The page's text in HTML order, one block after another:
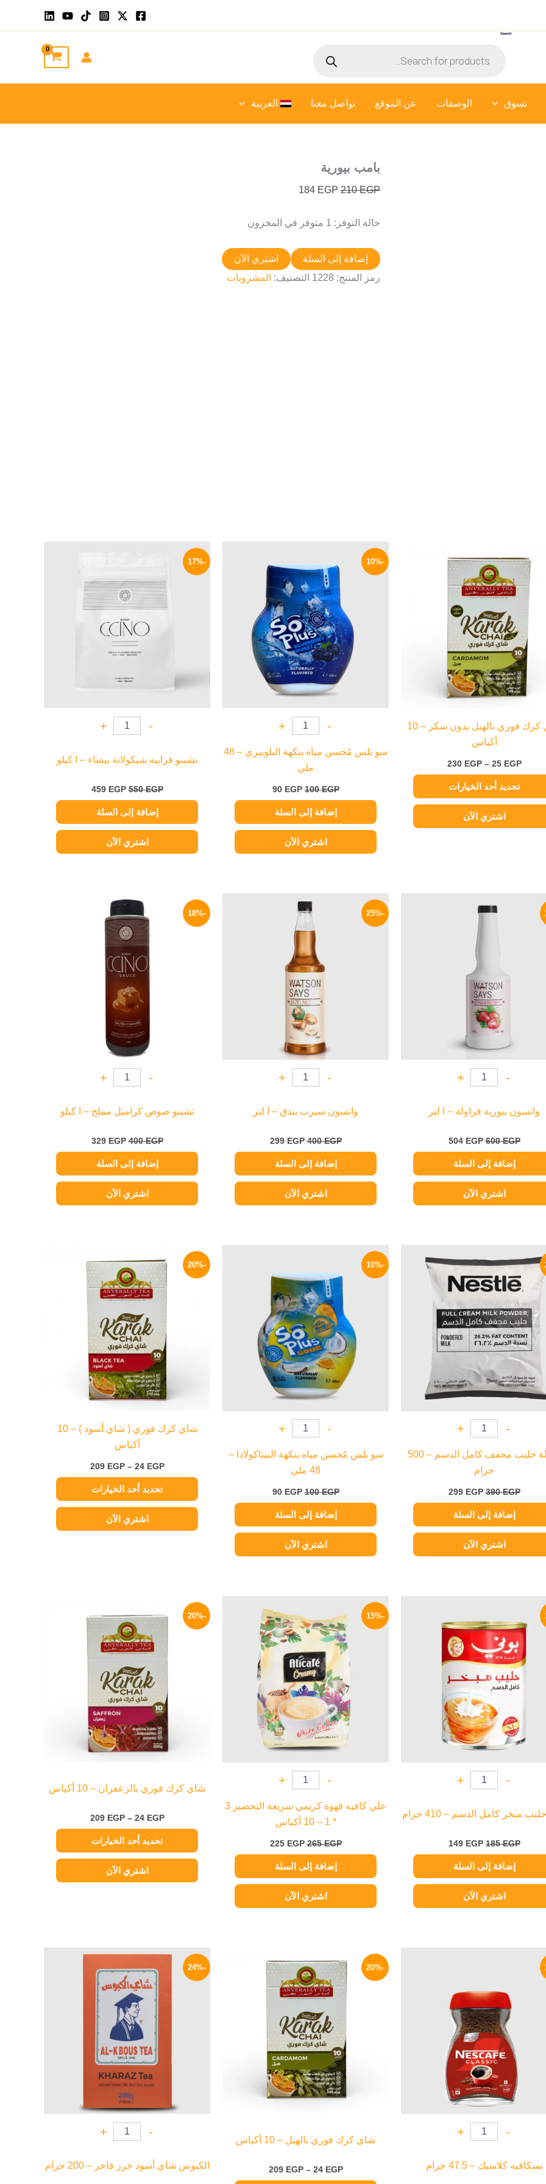
Search
search
تسوق الوصفات عن الموقع تواصل معنا العربية
بامب بيورية
210EGP
210 EGP.
184 EGP
حالة التوفر: 1 متوفر في المخزون
بيورية
إضافة إلى السلة
اشتري الآن
رمز المنتج: 1228 التصنيف: المشروبات
شاي كرك فوري بالهيل بدون سكر – 10
أكياس
25 EGP
–
230 EGP
السعر:
تحديد أحد الخيارات
العديد
من
الأشكال
المختلفة
لهذا
المنتج.
يمكن
اختيار
الخيارات
صفحة
المنتج
اشتري الآن
-10%
-
+
سو بلس مُحسن مياه بنكهة البلوبيري – 48
ملي
100EGP
هو:
100 EGP.
90 EGP
هو:
90 EGP.
إضافة إلى السلة
اشتري الآن
-17%
-
+
تشينو فرابيه شيكولاتة بيضاء – ا كيلو
550EGP
550 EGP.
459 EGP
459 EGP.
إضافة إلى السلة
اشتري الآن
-
+
واتسون بيورية فراولة – ا لتر
600EGP
الأصلي
هو:
600 EGP.
504 EGP
إضافة إلى السلة
اشتري الآن
-25%
-
+
واتسون سيرب بندق – ا لتر
400EGP
الأصلي
هو:
400 EGP.
299 EGP
إضافة إلى السلة
اشتري الآن
-18%
-
+
تشينو صوص كراميل مملح – ا كيلو
400EGP
السعر
الأصلي
هو:
400 EGP.
329 EGP
إضافة إلى السلة
اشتري الآن
-
+
نستلة حليب مجفف كامل الدسم – 500
جرام
390EGP
الأصلي
390 EGP.
299 EGP
الحالي
299 EGP.
إضافة إلى السلة
اشتري الآن
-10%
-
+
سو بلس مُحسن مياه بنكهة البيناكولادا –
48 ملي
100EGP
هو:
100 EGP.
90 EGP
90 EGP.
إضافة إلى السلة
اشتري الآن
-20%
شاي كرك فوري ( شاي أسود ) – 10
أكياس
24 EGP
–
209 EGP
السعر:
من
تحديد أحد الخيارات
العديد
من
الأشكال
المختلفة
لهذا
المنتج.
يمكن
اختيار
الخيارات
صفحة
المنتج
اشتري الآن
-
+
مبخر كامل الدسم – 410 جرام
185EGP
هو:
185 EGP.
149 EGP
هو:
149 EGP.
إضافة إلى السلة
اشتري الآن
-15%
-
+
علي كافيه قهوة كريمي سريعة التحضير 3
* 1 – 10 أكياس
265EGP
الأصلي
هو:
265 EGP.
225 EGP
الحالي
هو:
225 EGP.
إضافة إلى السلة
اشتري الآن
-20%
شاي كرك فوري بالزعفران – 10 أكياس
24 EGP
–
209 EGP
من
⁦209 EGP⁩
تحديد أحد الخيارات
العديد
من
الأشكال
المختلفة
لهذا
المنتج.
يمكن
اختيار
الخيارات
المنتج
اشتري الآن
-
+
نسكافيه كلاسيك – 47.5 جرام
-20%
شاي كرك فوري بالهيل – 10 أكياس
24 EGP
–
209 EGP
السعر:
العديد
من
الأشكال
المختلفة
لهذا
المنتج.
اختيار
الخيارات
المنتج
-24%
-
+
الكبوس شاي أسود خرز فاخر – 200 جرام
السعر
هو:
119 EGP.
السعر